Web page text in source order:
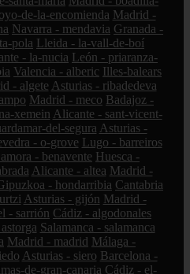
de-la-encomienda Madrid -
Navarra - mendavia Granada -
pola Lleida - la-vall-de-boí
- la-nucia León - priaranza-
Valencia - alberic Illes-balears
- algete Asturias - ribadedeva
Madrid - meco Badajoz -
xemein Alicante - sant-vicent-
del-segura Asturias -
- o-grove Lugo - barreiros
- benavente Huesca -
Alicante - altea Madrid -
- hondarribia Cantabria
Asturias - gijón Madrid -
- sarrión Cádiz - algodonales
Salamanca - salamanca
Madrid - madrid Málaga -
Asturias - siero Barcelona -
de-gran-canaria Cádiz - el-